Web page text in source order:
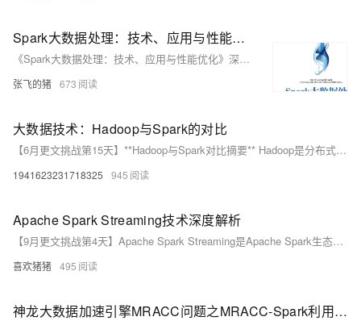
Spark大数据处理：技术、应用与性能优化(全)PDF书籍推荐分享
《Spark大数据处理：技术、应用与性能优化》深入浅出介绍Spark核心，涵盖部署、实战与性能调优，适合初学者。作者基于微软和IBM经验，解析Spark工作机制，探讨BDAS生态，提供实践案例，助力快速掌握。书中亦讨论性能优化策略。[PDF下载链接](https://zhangfeidezhu.com/?p=347)。![Spark Web UI](https://img-blog.csdnimg.cn/direct/16aaadbb4e13410f8cb2727c3786cc9e.png#pic_center)
张飞的猪 673
大数据技术：Hadoop与Spark的对比
【6月更文挑战第15天】**Hadoop与Spark对比摘要** Hadoop是分布式系统基础架构，擅长处理大规模批处理任务，依赖HDFS和MapReduce，具有高可靠性和生态多样性。Spark是快速数据处理引擎，侧重内存计算，提供多语言接口，支持机器学习和流处理，处理速度远超Hadoop，适合实时分析和交互式查询。两者在资源占用和生态系统上有差异，适用于不同应用场景。选择时需依据具体需求。
1941623231718325 945
Apache Spark Streaming技术深度解析
【9月更文挑战第4天】Apache Spark Streaming是Apache Spark生态系统中用于处理实时数据流的一个重要组件。它将输入数据分成小批次（micro-batch），然后利用Spark的批处理引擎进行处理，从而结合了批处理和流处理的优点。这种处理方式使得Spark Streaming既能够保持高吞吐量，又能够处理实时数据流。
喜欢猪猪 495
神龙大数据加速引擎MRACC问题之MRACC-Spark利用eRDMA近网络优化插件来提升性能如何解决